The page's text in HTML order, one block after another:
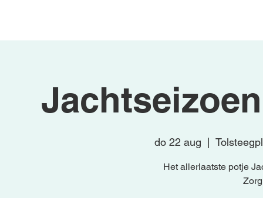
do 22 aug
Het allerlaatste potje